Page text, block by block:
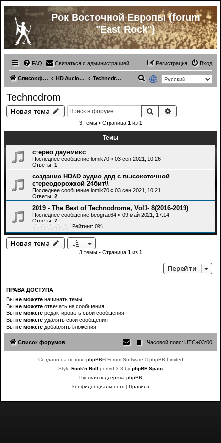
Рок Восточной Европы (forum
"East Rock")
FAQ Связаться с администрацией Вход
Регистрация
Список форумов HD Audio и Многоканальная Музыка Technodrom
с
Technodrom
Новая тема Поиск
3 темы • Страница 1из 1
Темы
стерео даунмикс
Последнее сообщение lomik70 « 03 сен 2021, 10:26
Ответы: 1
создание HDAD аудио двд с высокоточной
стереодорожкой 24бит\\
Последнее сообщение lomik70 « 03 сен 2021, 10:21
Ответы: 2
2019 - The Best of Technodrome, Vol1- 8(2016-2019)
Последнее сообщение beograd64 « 09 май 2021, 17:14
Ответы: 7
Рейтинг: 0%
Новая тема
3 темы • Страница 1из 1
Перейти
ПРАВА ДОСТУПА
Вы не можете начинать темы
Вы не можете отвечать на сообщения
Вы не можете редактировать свои сообщения
Вы не можете удалять свои сообщения
Вы не можете добавлять вложения
Список форумов Часовой пояс: UTC+03:00
Создано на основе phpBB® Forum Software © phpBB Limited
Style Rock'n Roll ported 3.3 by phpBB Spain
Русская поддержка phpBB
Конфиденциальность| Правила